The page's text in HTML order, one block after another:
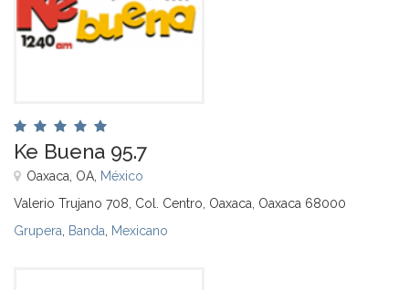
Ke Buena 95.7
Oaxaca, OA, México
Valerio Trujano 708, Col. Centro, Oaxaca, Oaxaca 68000
Grupera Banda Mexicano